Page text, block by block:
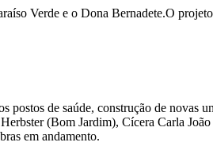
Verde e o Dona Bernadete.O
de saúde, construção de novas
(Bom Jardim), Cícera Carla
em andamento.